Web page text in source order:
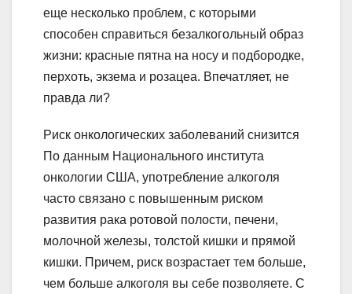
еще несколько проблем, с которыми
способен справиться безалкогольный образ
жизни: красные пятна на носу и подбородке,
перхоть, экзема и розацеа. Впечатляет, не
правда ли?
Риск онкологических заболеваний снизится
По данным Национального института
онкологии США, употребление алкоголя
часто связано с повышенным риском
развития рака ротовой полости, печени,
молочной железы, толстой кишки и прямой
кишки. Причем, риск возрастает тем больше,
чем больше алкоголя вы себе позволяете. С